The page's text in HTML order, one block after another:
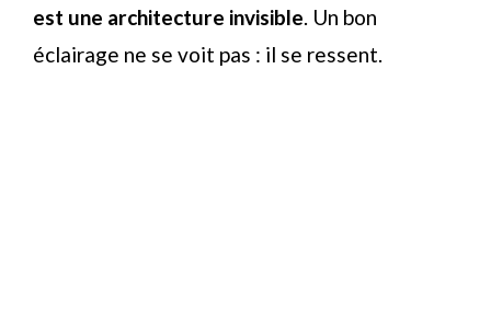
est une architecture invisible. Un bon
éclairage ne se voit pas : il se ressent.